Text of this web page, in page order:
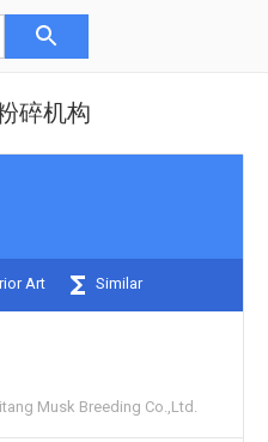
碎机构
Art Similar
Musk Breeding Co.,Ltd.